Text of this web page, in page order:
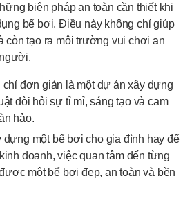
biện pháp an toàn cần thiết khi
bể bơi. Điều này không chỉ giúp
còn tạo ra môi trường vui chơi an
đơn giản là một dự án xây dựng
đòi hỏi sự tỉ mỉ, sáng tạo và cam
hảo.
dựng một bể bơi cho gia đình hay để
doanh, việc quan tâm đến từng
một bể bơi đẹp, an toàn và bền